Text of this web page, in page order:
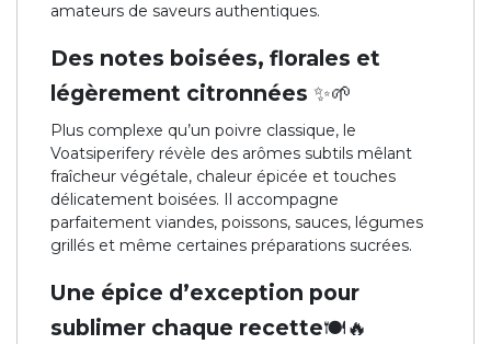
amateurs de saveurs authentiques.
Des notes boisées, florales et
légèrement citronnées ✨🌱
Plus complexe qu’un poivre classique, le
Voatsiperifery révèle des arômes subtils mêlant
fraîcheur végétale, chaleur épicée et touches
délicatement boisées. Il accompagne
parfaitement viandes, poissons, sauces, légumes
grillés et même certaines préparations sucrées.
Une épice d’exception pour
sublimer chaque recette🍽️🔥